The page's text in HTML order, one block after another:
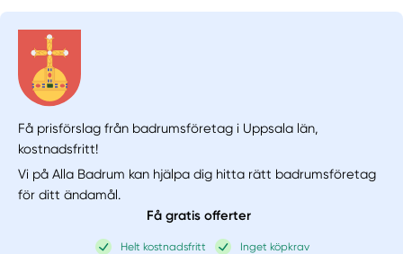
Få prisförslag från badrumsföretag i Uppsala län,
kostnadsfritt!
Vi på Alla Badrum kan hjälpa dig hitta rätt badrumsföretag
för ditt ändamål.
Få gratis offerter
Helt kostnadsfritt Inget köpkrav